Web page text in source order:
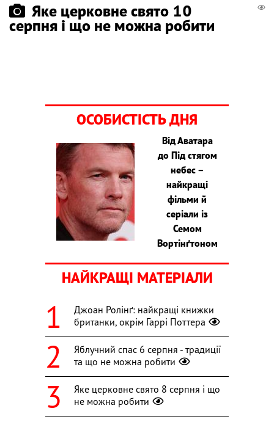
Яке церковне свято 10
серпня і що не можна робити
ОСОБИСТІСТЬ ДНЯ
Від Аватара
до Під стягом
небес –
найкращі
фільми й
серіали із
Семом
Вортінґтоном
НАЙКРАЩІ МАТЕРІАЛИ
Джоан Ролінґ: найкращі книжки
британки, окрім Гаррі Поттера
Яблучний спас 6 серпня - традиції
та що не можна робити
Яке церковне свято 8 серпня і що
не можна робити